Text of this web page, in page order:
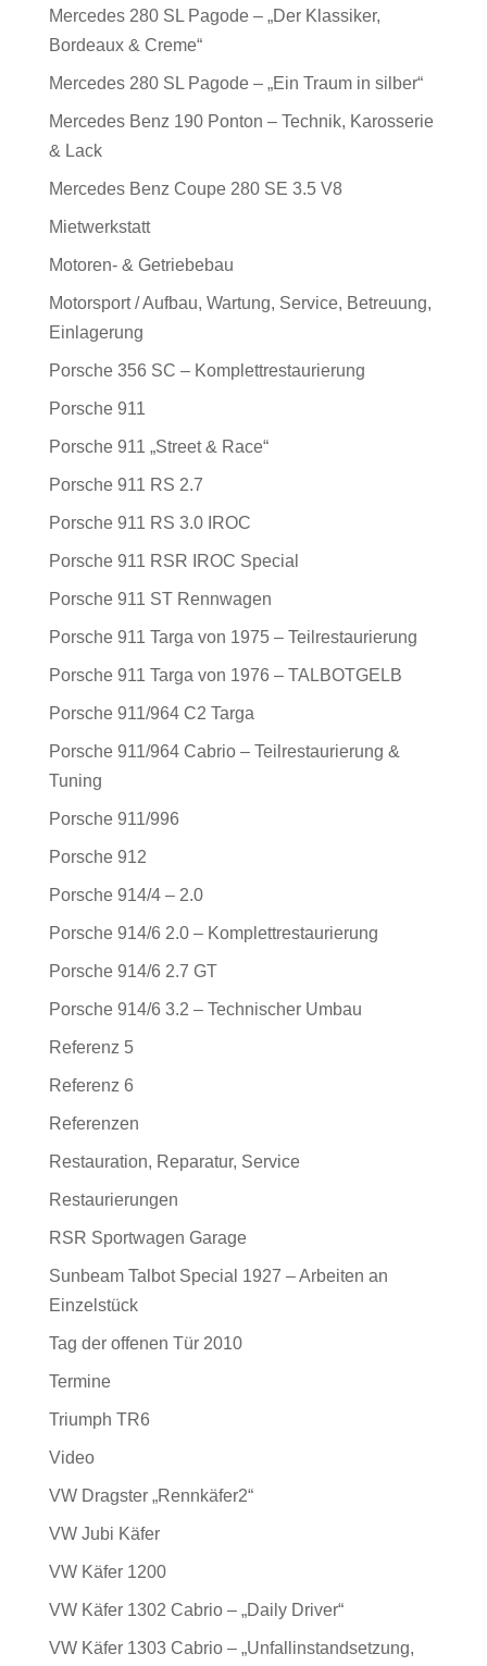
Mercedes 280 SL Pagode – „Der Klassiker,
Bordeaux & Creme“
Mercedes 280 SL Pagode – „Ein Traum in silber“
Mercedes Benz 190 Ponton – Technik, Karosserie
& Lack
Mercedes Benz Coupe 280 SE 3.5 V8
Mietwerkstatt
Motoren- & Getriebebau
Motorsport / Aufbau, Wartung, Service, Betreuung,
Einlagerung
Porsche 356 SC – Komplettrestaurierung
Porsche 911
Porsche 911 „Street & Race“
Porsche 911 RS 2.7
Porsche 911 RS 3.0 IROC
Porsche 911 RSR IROC Special
Porsche 911 ST Rennwagen
Porsche 911 Targa von 1975 – Teilrestaurierung
Porsche 911 Targa von 1976 – TALBOTGELB
Porsche 911/964 C2 Targa
Porsche 911/964 Cabrio – Teilrestaurierung &
Tuning
Porsche 911/996
Porsche 912
Porsche 914/4 – 2.0
Porsche 914/6 2.0 – Komplettrestaurierung
Porsche 914/6 2.7 GT
Porsche 914/6 3.2 – Technischer Umbau
Referenz 5
Referenz 6
Referenzen
Restauration, Reparatur, Service
Restaurierungen
RSR Sportwagen Garage
Sunbeam Talbot Special 1927 – Arbeiten an
Einzelstück
Tag der offenen Tür 2010
Termine
Triumph TR6
Video
VW Dragster „Rennkäfer2“
VW Jubi Käfer
VW Käfer 1200
VW Käfer 1302 Cabrio – „Daily Driver“
VW Käfer 1303 Cabrio – „Unfallinstandsetzung,